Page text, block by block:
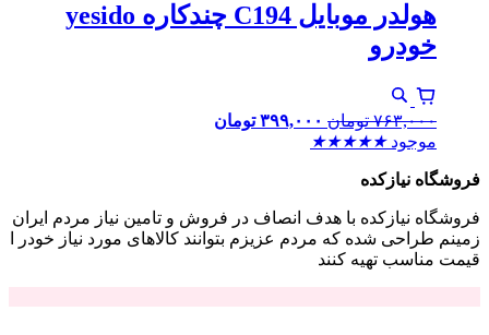
هولدر موبایل C194 چندکاره yesido
خودرو
۷۶۳,۰۰۰ تومان ۳۹۹,۰۰۰ تومان
موجود ★
★
★
★
★
فروشگاه نیازکده
فروشگاه نیازکده با هدف انصاف در فروش و تامین نیاز مردم ایران
زمینم طراحی شده که مردم عزیزم بتوانند کالاهای مورد نیاز خودر ا
قیمت مناسب تهیه کنند